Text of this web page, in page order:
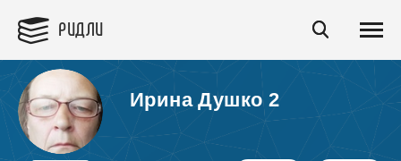
РИДЛИ
Ирина Душко 2